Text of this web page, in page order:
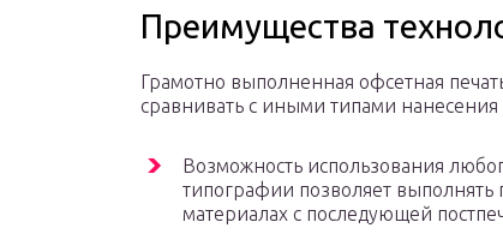
Преимущества
Грамотно выполненная офсетная
сравнивать с иными типами
Возможность использования
типографии позволяет выполнять
материалах с последующей